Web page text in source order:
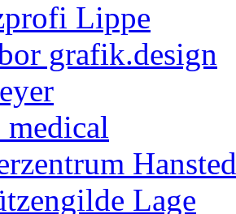
Lippe
grafik.design
Lage